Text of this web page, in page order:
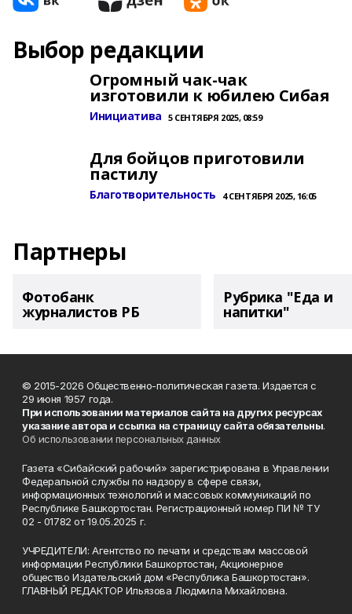
Выбор редакции
Огромный чак-чак
изготовили к юбилею Сибая
Инициатива 5 СЕНТЯБРЯ 2025, 08:59
Для бойцов приготовили
пастилу
Благотворительность 4 СЕНТЯБРЯ 2025, 16:05
Партнеры
Фотобанк
журналистов РБ
Рубрика "Еда и
напитки"
© 2015-2026 Общественно-политическая газета. Издается с
29 июня 1957 года.
При использовании материалов сайта на других ресурсах
указание автора и ссылка на страницу сайта обязательны.
Об использовании персональных данных
Газета «Сибайский рабочий» зарегистрирована в Управлении
Федеральной службы по надзору в сфере связи,
информационных технологий и массовых коммуникаций по
Республике Башкортостан. Регистрационный номер ПИ № ТУ
02 - 01782 от 19.05.2025 г.
УЧРЕДИТЕЛИ: Агентство по печати и средствам массовой
информации Республики Башкортостан, Акционерное
общество Издательский дом «Республика Башкортостан».
ГЛАВНЫЙ РЕДАКТОР Ильязова Людмила Михайловна.